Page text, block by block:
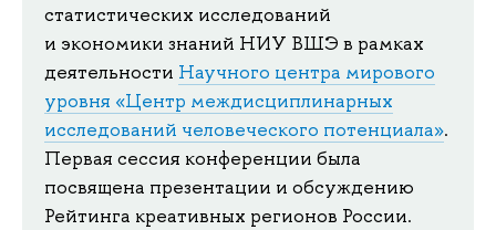
статистических исследований
и экономики знаний НИУ ВШЭ в рамках
деятельности Научного центра мирового
уровня «Центр междисциплинарных
исследований человеческого потенциала».
Первая сессия конференции была
посвящена презентации и обсуждению
Рейтинга креативных регионов России.